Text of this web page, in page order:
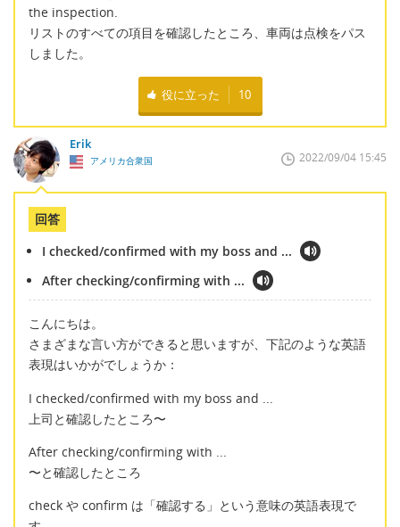
the inspection.
リストのすべての項目を確認したところ、車両は点検をパス
しました。
役に立った 10
Erik
アメリカ合衆国 2022/09/04 15:45
回答
I checked/confirmed with my boss and ...
After checking/confirming with ...
こんにちは。
さまざまな言い方ができると思いますが、下記のような英語
表現はいかがでしょうか：
I checked/confirmed with my boss and ...
上司と確認したところ〜
After checking/confirming with ...
〜と確認したところ
check や confirm は「確認する」という意味の英語表現で